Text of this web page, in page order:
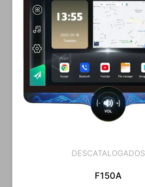
DESCATALOGADOS
F150A